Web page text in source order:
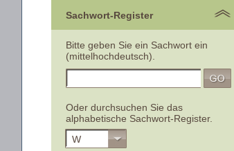
Sachwort-Register
Bitte geben Sie ein Sachwort ein
(mittelhochdeutsch).
Oder durchsuchen Sie das
alphabetische Sachwort-Register.
W